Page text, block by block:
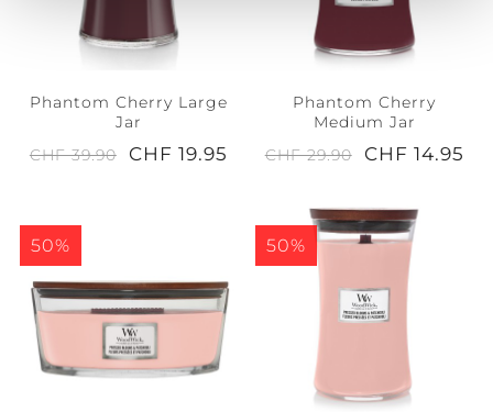
Phantom Cherry Large
Jar
CHF 39.90
CHF 19.95
Phantom Cherry
Medium Jar
CHF 29.90
CHF 14.95
50% 50%